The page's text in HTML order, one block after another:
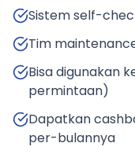
Sistem self-
Tim
Bisa digunakan
permintaan)
Dapatkan
per-bulannya